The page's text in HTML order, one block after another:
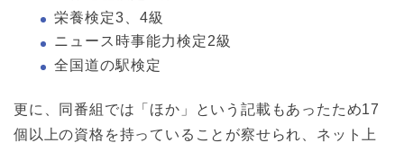
栄養検定3、4級
ニュース時事能力検定2級
全国道の駅検定
更に、同番組では「ほか」という記載もあったため17
個以上の資格を持っていることが察せられ、ネット上